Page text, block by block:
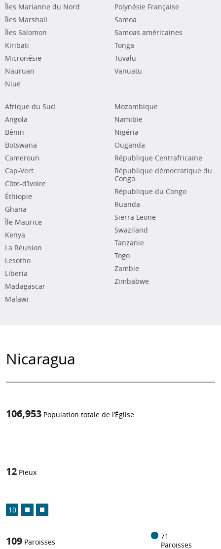
Îles Marianne du Nord
Îles Marshall
Îles Salomon
Kiribati
Micronésie
Nauruan
Niue
Polynésie Française
Samoa
Samoas américaines
Tonga
Tuvalu
Vanuatu
Afrique du Sud
Angola
Bénin
Botswana
Cameroun
Cap-Vert
Côte-d’Ivoire
Éthiopie
Ghana
Île Maurice
Kenya
La Réunion
Lesotho
Liberia
Madagascar
Malawi
Mozambique
Namibie
Nigéria
Ouganda
République Centrafricaine
République démocratique du
Congo
République du Congo
Ruanda
Sierra Leone
Swaziland
Tanzanie
Togo
Zambie
Zimbabwe
Nicaragua
106,953 Population totale de l’Église
12 Pieux
10
109 Paroisses
71
Paroisses